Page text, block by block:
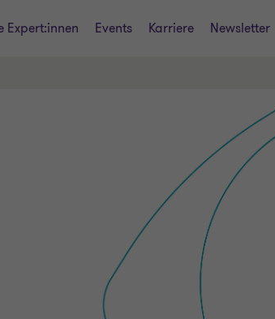
Expert:innen Events Karriere Newsletter